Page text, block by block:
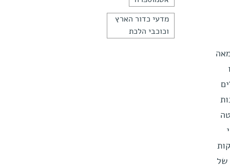
מדעי כדור הארץ
וכוכבי הלכת
של